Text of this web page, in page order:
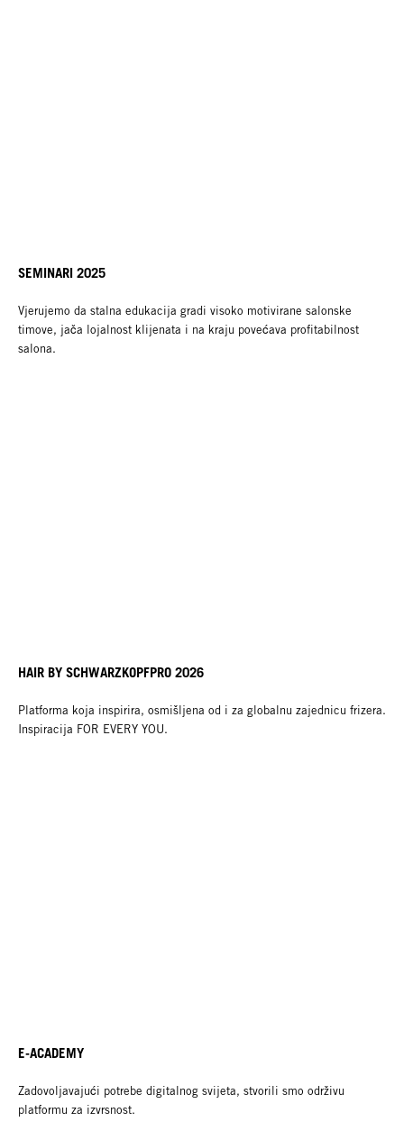
SEMINARI 2025
Vjerujemo da stalna edukacija gradi visoko motivirane salonske
timove, jača lojalnost klijenata i na kraju povećava profitabilnost
salona.
HAIR BY SCHWARZKOPFPRO 2026
Platforma koja inspirira, osmišljena od i za globalnu zajednicu frizera.
Inspiracija FOR EVERY YOU.
E-ACADEMY
Zadovoljavajući potrebe digitalnog svijeta, stvorili smo održivu
platformu za izvrsnost.